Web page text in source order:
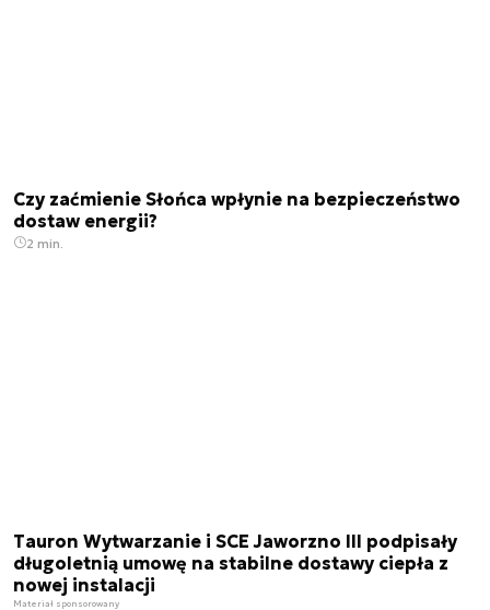
Czy zaćmienie Słońca wpłynie na bezpieczeństwo
dostaw energii?
2 min.
Tauron Wytwarzanie i SCE Jaworzno III podpisały
długoletnią umowę na stabilne dostawy ciepła z
nowej instalacji
Materiał sponsorowany